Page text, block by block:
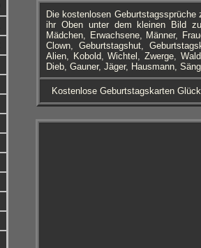
Die kostenlosen
ihr Oben unter dem kleinen Bild
Mädchen, Erwachsene, Männer,
Clown, Geburtstagshut,
Alien, Kobold, Wichtel, Zwerge,
Dieb, Gauner, Jäger, Hausmann,
Kostenlose Geburtstagskarten